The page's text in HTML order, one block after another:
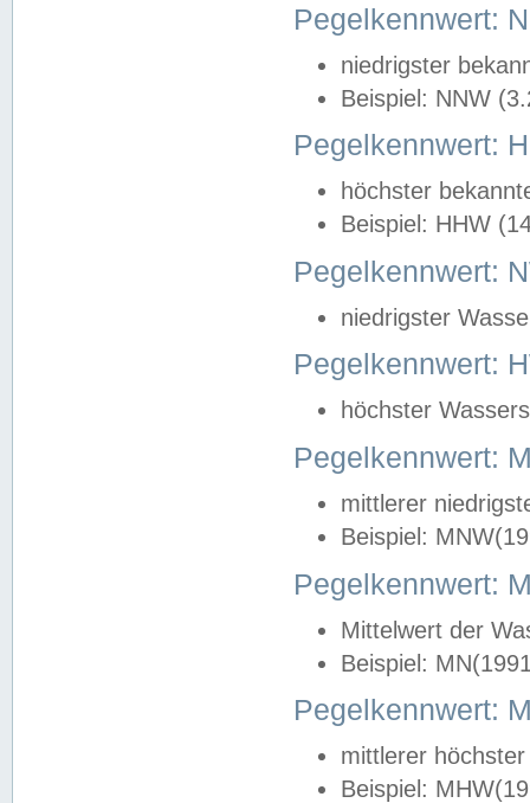
Pegelkennwert:
niedrigster
Beispiel: NNW
Pegelkennwert:
höchster
Beispiel: HHW
Pegelkennwert:
niedrigster
Pegelkennwert:
höchster
Pegelkennwert:
mittlerer
Beispiel:
Pegelkennwert:
Mittelwert der
Beispiel:
Pegelkennwert:
mittlerer
Beispiel: